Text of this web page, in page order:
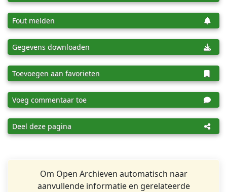
Fout melden
Gegevens downloaden
Toevoegen aan favorieten
Voeg commentaar toe
Deel deze pagina
Om Open Archieven automatisch naar
aanvullende informatie en gerelateerde